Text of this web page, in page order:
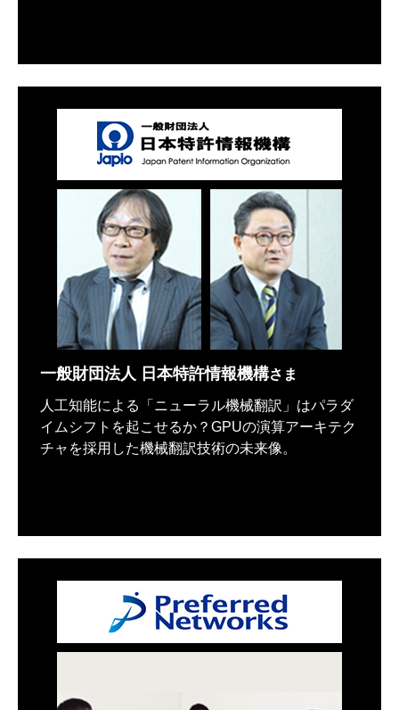
一般財団法人 日本特許情報機構さま
人工知能による「ニューラル機械翻訳」はパラダ
イムシフトを起こせるか？GPUの演算アーキテク
チャを採用した機械翻訳技術の未来像。